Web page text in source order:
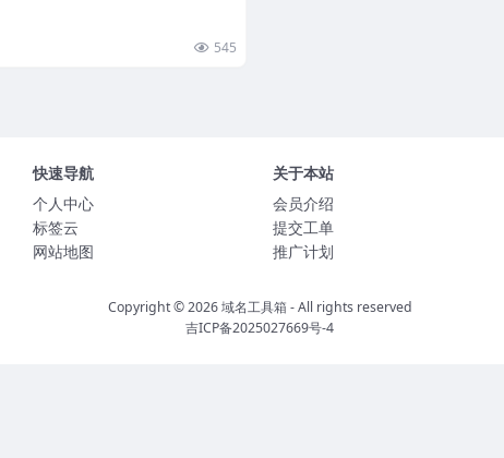
545
快速导航
个人中心
标签云
网站地图
关于本站
会员介绍
提交工单
推广计划
Copyright © 2026域名工具箱 - All rights reserved
吉ICP备2025027669号-4